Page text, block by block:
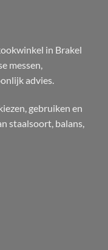
in Brakel
messen,
advies.
gebruiken en
staalsoort, balans,